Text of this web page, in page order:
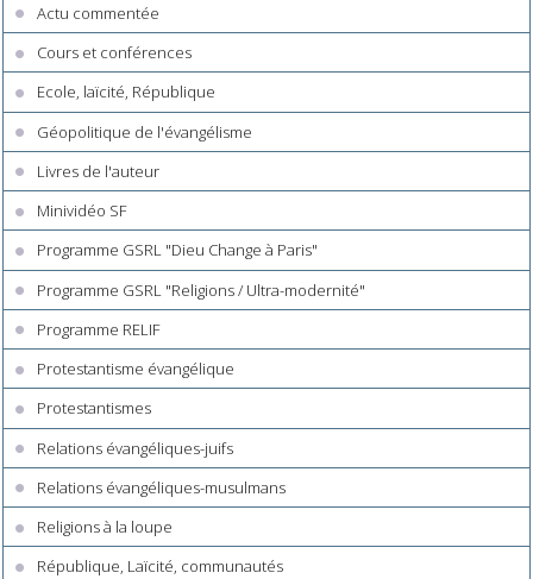
Actu commentée
Cours et conférences
Ecole, laïcité, République
Géopolitique de l'évangélisme
Livres de l'auteur
Minividéo SF
Programme GSRL "Dieu Change à Paris"
Programme GSRL "Religions / Ultra-modernité"
Programme RELIF
Protestantisme évangélique
Protestantismes
Relations évangéliques-juifs
Relations évangéliques-musulmans
Religions à la loupe
République, Laïcité, communautés